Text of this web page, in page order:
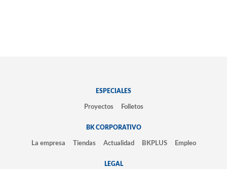
ESPECIALES
Proyectos Folletos
BK CORPORATIVO
La empresa Tiendas Actualidad BKPLUS Empleo
LEGAL